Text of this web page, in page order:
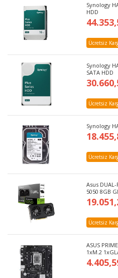
Synology
HDD
Ücretsiz
Synology
SATA HDD
Ücretsiz
Synology
Ücretsiz
Asus
5050 8GB
Ücretsiz
ASUS
1xM.2